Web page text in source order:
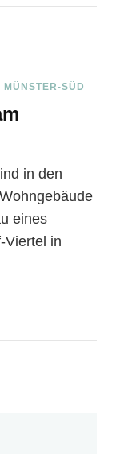
MÜNSTER-SÜD
in den
eines
Viertel in